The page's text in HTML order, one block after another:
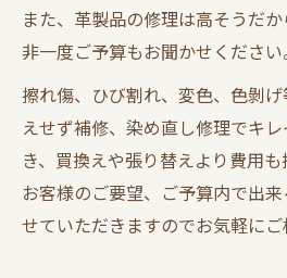
また、革製品の修理は高そうだ
非一度ご予算もお聞かせください
擦れ傷、ひび割れ、変色、色剝
えせず補修、染め直し修理でキ
き、買換えや張り替えより費用も
お客様のご要望、ご予算内で出
せていただきますのでお気軽にご